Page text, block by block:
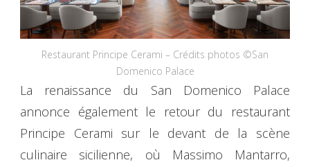
Restaurant Principe Cerami – Crédits photos ©San
Domenico Palace
La renaissance du San Domenico Palace
annonce également le retour du restaurant
Principe Cerami sur le devant de la scène
culinaire sicilienne, où Massimo Mantarro,